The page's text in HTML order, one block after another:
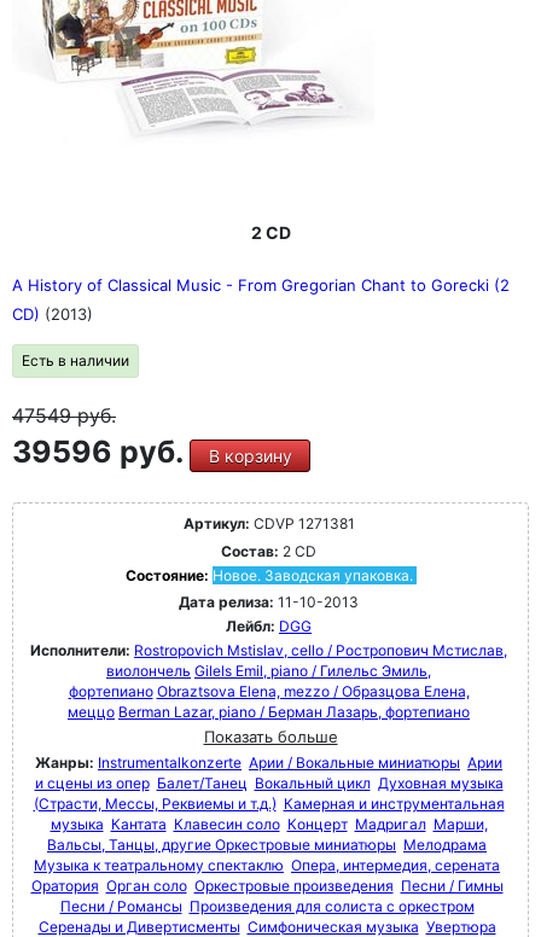
2 CD
A History of Classical Music - From Gregorian Chant to Gorecki (2
CD) (2013)
Есть в наличии
47549руб.
39596 руб. В корзину
Артикул: CDVP 1271381
Состав: 2 CD
Состояние: Новое. Заводская упаковка.
Дата релиза: 11-10-2013
Лейбл: DGG
Исполнители: Rostropovich Mstislav, cello / Ростропович Мстислав,
виолончель Gilels Emil, piano / Гилельс Эмиль,
фортепиано Obraztsova Elena, mezzo / Образцова Елена,
меццо Berman Lazar, piano / Берман Лазарь, фортепиано
Показать больше
Жанры: Instrumentalkonzerte Арии / Вокальные миниатюры Арии
и сцены из опер Балет/Танец Вокальный цикл Духовная музыка
(Страсти, Мессы, Реквиемы и т.д.) Камерная и инструментальная
музыка Кантата Клавесин соло Концерт Мадригал Марши,
Вальсы, Танцы, другие Оркестровые миниатюры Мелодрама
Музыка к театральному спектаклю Опера, интермедия, серената
Оратория Орган соло Оркестровые произведения Песни / Гимны
Песни / Романсы Произведения для солиста с оркестром
Серенады и Дивертисменты Симфоническая музыка Увертюра